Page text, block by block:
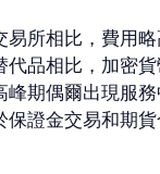
易所相比，費用略
代品相比，加密貨
峰期偶爾出現服務
保證金交易和期貨